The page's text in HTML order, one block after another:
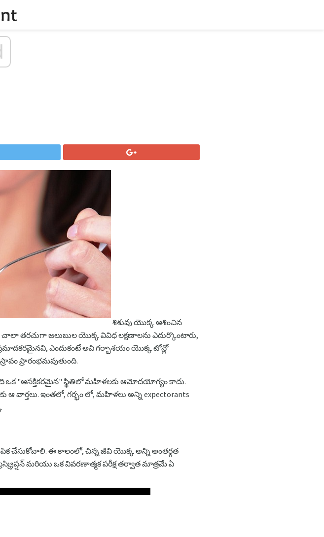
శిశువు యొక్క ఆశించిన
తరచుగా జలుబుల యొక్క వివిధ లక్షణాలను ఎదుర్కొంటారు,
ఎందుకంటే అవి గర్భాశయం యొక్క టోన్లో
ప్రారంభమవుతుంది.
ఇది ఒక "ఆసక్తికరమైన" స్థితిలో మహిళలకు ఆమోదయోగ్యం కాదు.
వార్తలు. ఇంతలో, గర్భం లో, మహిళలు అన్ని expectorants
చేసుకోవాలి. ఈ కాలంలో, చిన్న జీవి యొక్క అన్ని అంతర్గత
మరియు ఒక వివరణాత్మక పరీక్ష తర్వాత మాత్రమే ఏ